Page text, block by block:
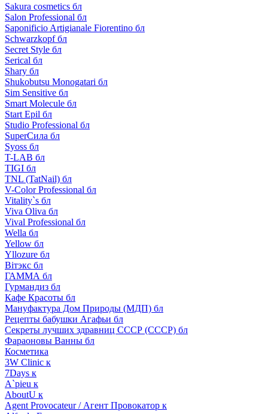
Sakura cosmetics бл
Salon Professional бл
Saponificio Artigianale Fiorentino бл
Schwarzkopf бл
Secret Style бл
Serical бл
Shary бл
Shukobutsu Monogatari бл
Sim Sensitive бл
Smart Molecule бл
Start Epil бл
Studio Professional бл
SuperСила бл
Syoss бл
T-LAB бл
TIGI бл
TNL (TatNail) бл
V-Color Professional бл
Vitality`s бл
Viva Oliva бл
Vival Professional бл
Wella бл
Yellow бл
Yllozure бл
Вiтэкс бл
ГАММА бл
Гурмандиз бл
Кафе Красоты бл
Мануфактура Дом Природы (МДП) бл
Рецепты бабушки Агафьи бл
Секреты лучших здравниц СССР (СССР) бл
Фараоновы Ванны бл
Косметика
3W Clinic к
7Days к
A`pieu к
AboutU к
Agent Provocateur / Агент Провокатор к